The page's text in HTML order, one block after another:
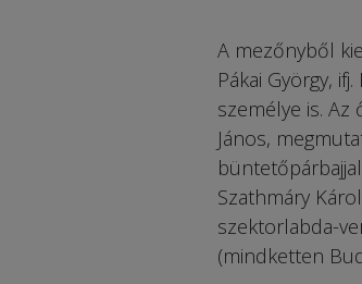
A mezőnyből
Pákai György,
személye is.
János,
Szathmáry
szektorlabda-
(mindketten